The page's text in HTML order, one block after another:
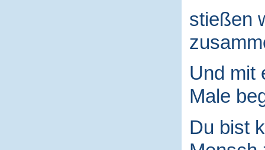
stießen
Und mit
Male
Du bist